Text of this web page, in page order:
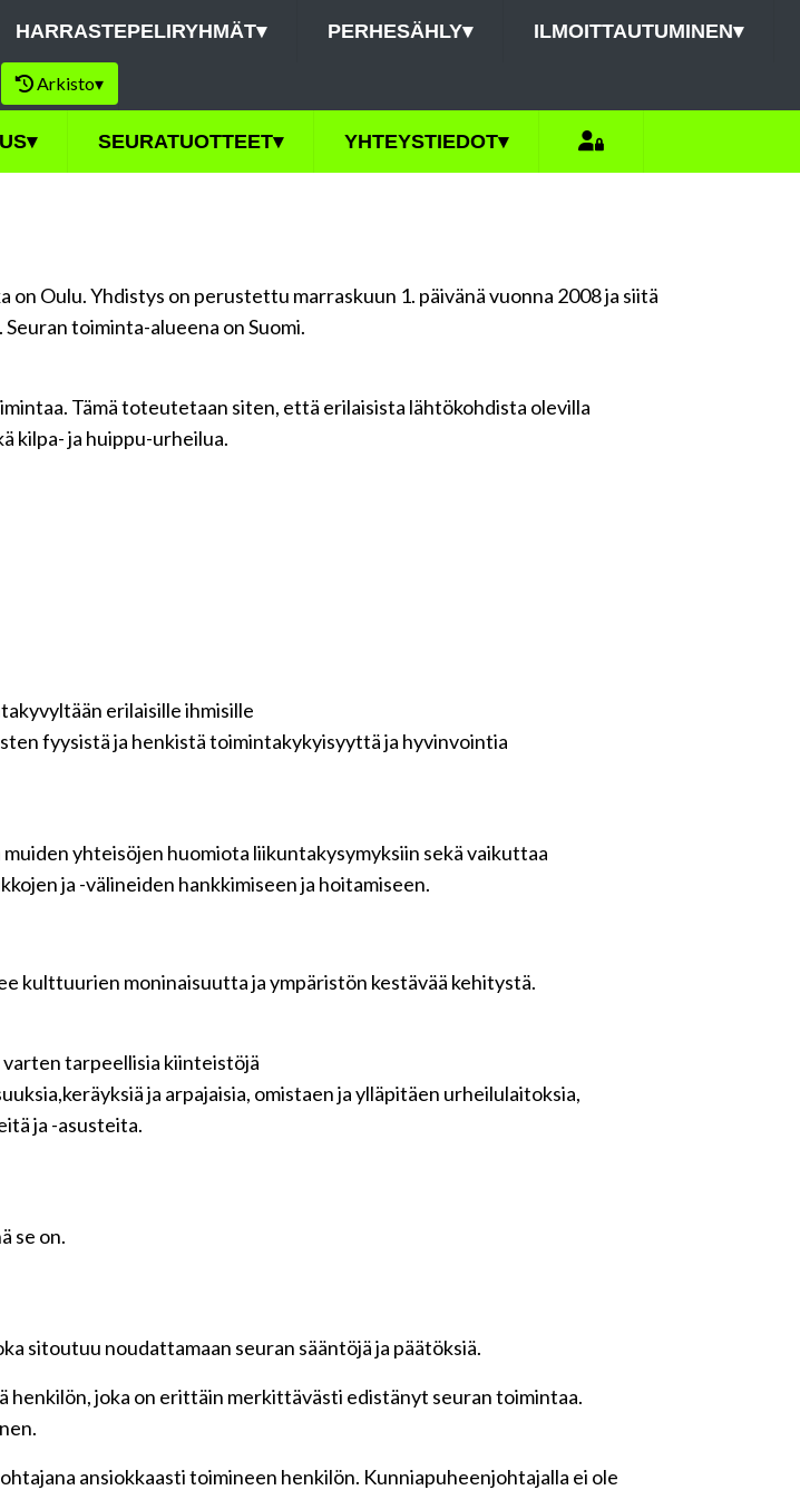
HARRASTEPELIRYHMÄT▾ PERHESÄHLY▾ ILMOITTAUTUMINEN▾
Arkisto▾
▾ SEURATUOTTEET▾ YHTEYSTIEDOT▾
Oulu. Yhdistys on perustettu marraskuun 1. päivänä vuonna 2008 ja siitä
toiminta-alueena on Suomi.
Tämä toteutetaan siten, että erilaisista lähtökohdista olevilla
kilpa- ja huippu-urheilua.
erilaisille ihmisille
fyysistä ja henkistä toimintakykyisyyttä ja hyvinvointia
yhteisöjen huomiota liikuntakysymyksiin sekä vaikuttaa
ja -välineiden hankkimiseen ja hoitamiseen.
kulttuurien moninaisuutta ja ympäristön kestävää kehitystä.
tarpeellisia kiinteistöjä
ja arpajaisia, omistaen ja ylläpitäen urheilulaitoksia,
ja -asusteita.
se on.
sitoutuu noudattamaan seuran sääntöjä ja päätöksiä.
henkilön, joka on erittäin merkittävästi edistänyt seuran toimintaa.
ansiokkaasti toimineen henkilön. Kunniapuheenjohtajalla ei ole